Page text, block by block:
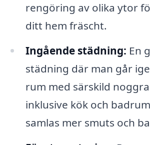
rengöring av olika ytor
ditt hem fräscht.
Ingående städning: En
städning där man går
rum med särskild
inklusive kök och
samlas mer smuts och